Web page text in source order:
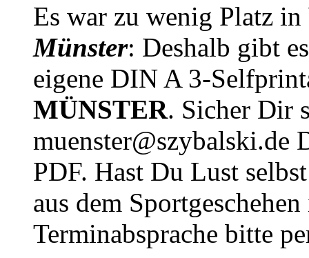
Es war zu wenig Platz in
Münster: Deshalb gibt
eigene DIN A 3-
MÜNSTER. Sicher Dir
muenster@szybalski.de
PDF. Hast Du Lust
aus dem
Terminabsprache bitte